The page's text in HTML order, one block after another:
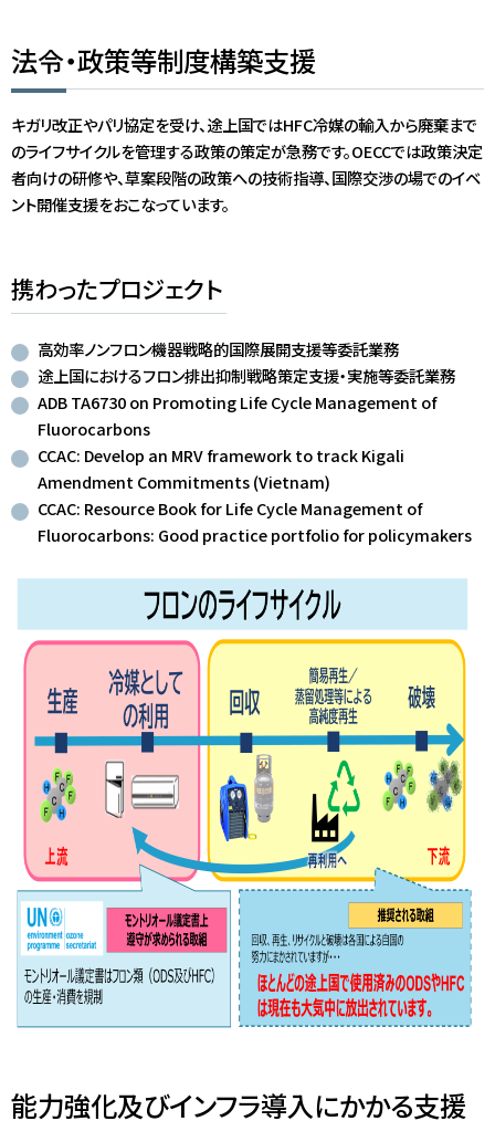
法令・政策等制度構築支援
キガリ改正やパリ協定を受け、途上国ではHFC冷媒の輸入から廃棄まで
のライフサイクルを管理する政策の策定が急務です。OECCでは政策決定
者向けの研修や、草案段階の政策への技術指導、国際交渉の場でのイベ
ント開催支援をおこなっています。
携わったプロジェクト
高効率ノンフロン機器戦略的国際展開支援等委託業務
途上国におけるフロン排出抑制戦略策定支援・実施等委託業務
ADB TA6730 on Promoting Life Cycle Management of
Fluorocarbons
CCAC: Develop an MRV framework to track Kigali
Amendment Commitments (Vietnam)
CCAC: Resource Book for Life Cycle Management of
Fluorocarbons: Good practice portfolio for policymakers
能力強化及びインフラ導入にかかる支援